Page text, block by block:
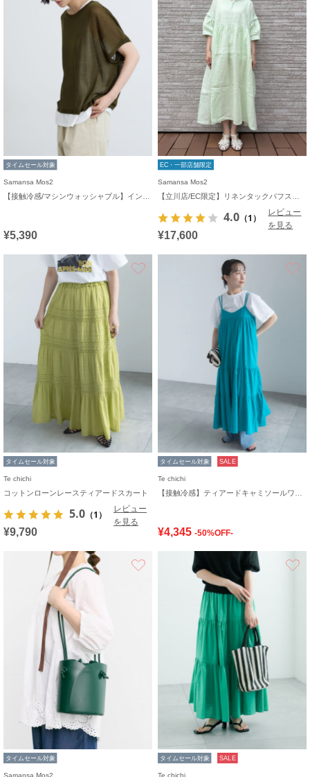
タイムセール対象
Samansa Mos2
¥5,390
EC・一部店舗限定
Samansa Mos2
4.0 （1）
レビュー
を見る
¥17,600
タイムセール対象
Te chichi
コットンローンレースティアードスカート
5.0 （1）
レビュー
を見る
¥9,790
タイムセール対象 SALE
Te chichi
¥4,345 -50%OFF-
お気に入り
タイムセール対象
Samansa Mos2
タイムセール対象 SALE
Te chichi